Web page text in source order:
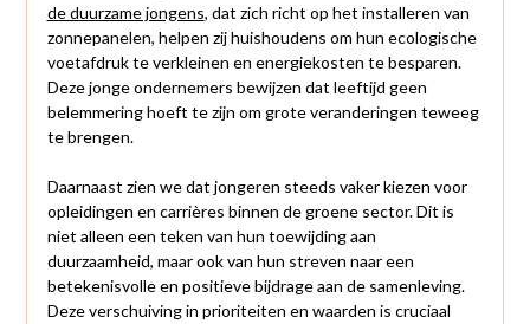
de duurzame jongens, dat zich richt op het installeren van
zonnepanelen, helpen zij huishoudens om hun ecologische
voetafdruk te verkleinen en energiekosten te besparen.
Deze jonge ondernemers bewijzen dat leeftijd geen
belemmering hoeft te zijn om grote veranderingen teweeg
te brengen.
Daarnaast zien we dat jongeren steeds vaker kiezen voor
opleidingen en carrières binnen de groene sector. Dit is
niet alleen een teken van hun toewijding aan
duurzaamheid, maar ook van hun streven naar een
betekenisvolle en positieve bijdrage aan de samenleving.
Deze verschuiving in prioriteiten en waarden is cruciaal